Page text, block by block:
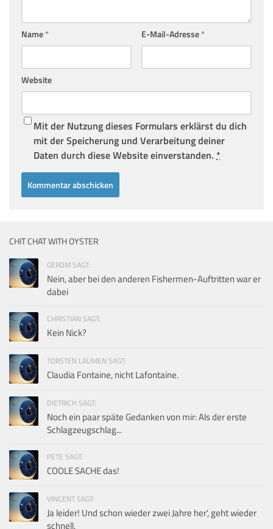
Name* E-Mail-Adresse*
Website
Mit der Nutzung dieses Formulars erklärst du dich
mit der Speicherung und Verarbeitung deiner
Daten durch diese Website einverstanden. *
CHIT CHAT WITH OYSTER
GERDM SAGT:
Nein, aber bei den anderen Fishermen-Auftritten war er
dabei
CHRISTIAN SAGT:
Kein Nick?
TORSTEN LAUMEN SAGT:
Claudia Fontaine, nicht Lafontaine.
DIETRICH SAGT:
Noch ein paar späte Gedanken von mir: Als der erste
Schlagzeugschlag...
PETE SAGT:
COOLE SACHE das!
VINCENT SAGT:
Ja leider! Und schon wieder zwei Jahre her', geht wieder
schnell.